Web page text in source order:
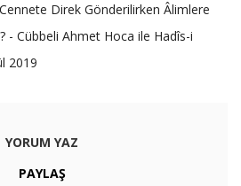
Direk Gönderilirken Âlimlere
- Cübbeli Ahmet Hoca ile Hadîs-i
2019
YORUM YAZ
PAYLAŞ